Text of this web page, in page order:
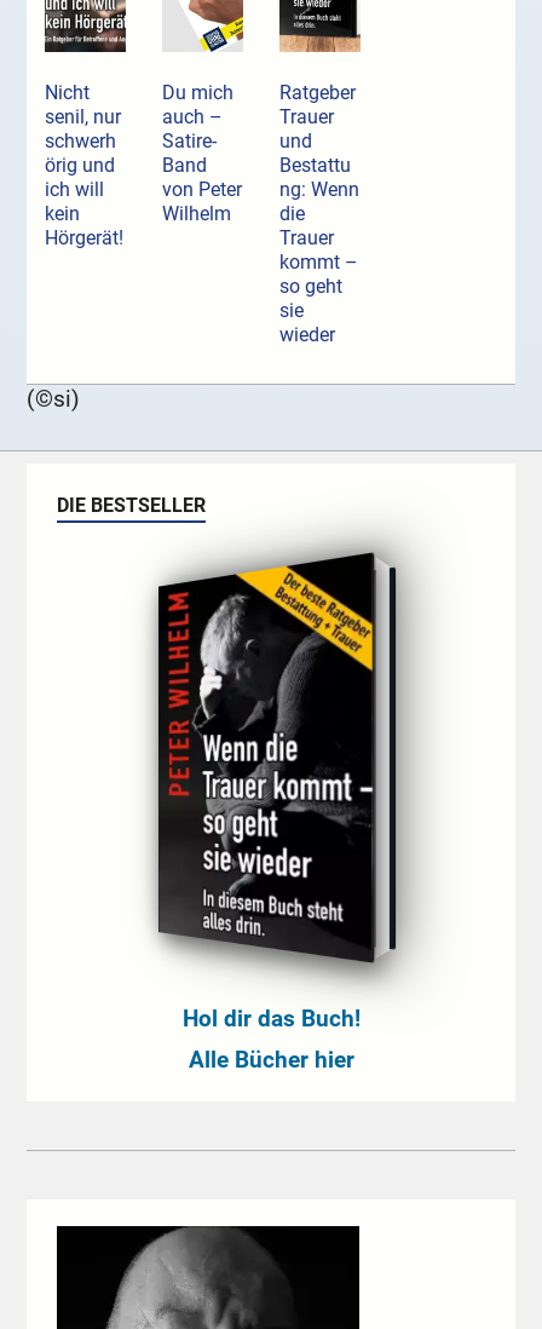
Nicht
senil, nur
schwerh
örig und
ich will
kein
Hörgerät!
Du mich
auch –
Satire-
Band
von Peter
Wilhelm
Ratgeber
Trauer
und
Bestattu
ng: Wenn
die
Trauer
kommt –
so geht
sie
wieder
(©si)
DIE BESTSELLER
Hol dir das Buch!
Alle Bücher hier